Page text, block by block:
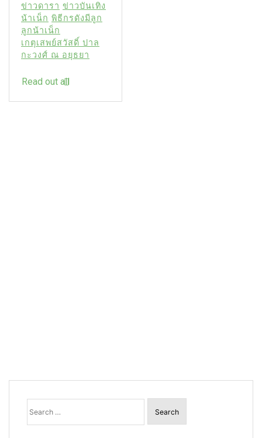
ข่าวดารา ข่าวบันเทิง
น้าเน็ก พิธีกรดังมีลูก
ลูกน้าเน็ก
เกตุเสพย์สวัสดิ์ ปาล
กะวงศ์ ณ อยุธยา
Read out all
Search
for: